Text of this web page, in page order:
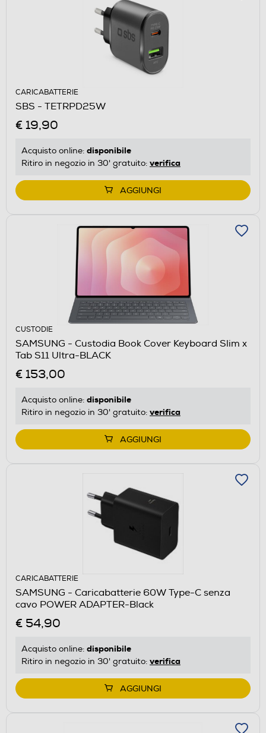
CARICABATTERIE
SBS - TETRPD25W
€ 19,90
Acquisto online: disponibile
Ritiro in negozio in 30' gratuito: verifica
AGGIUNGI
CUSTODIE
SAMSUNG - Custodia Book Cover Keyboard Slim x
Tab S11 Ultra-BLACK
€ 153,00
Acquisto online: disponibile
Ritiro in negozio in 30' gratuito: verifica
AGGIUNGI
CARICABATTERIE
SAMSUNG - Caricabatterie 60W Type-C senza
cavo POWER ADAPTER-Black
€ 54,90
Acquisto online: disponibile
Ritiro in negozio in 30' gratuito: verifica
AGGIUNGI